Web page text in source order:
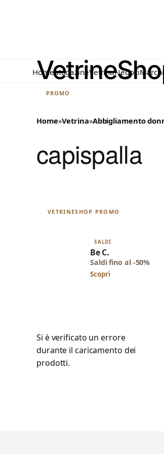
HomeMagazineVetrinaNegoziMarchi
PROMO
Home»Vetrina»Abbigliamento
capispalla
VETRINESHOP PROMO
SALDI
Be C.
Saldi fino al -50%
Scopri
Si è verificato un errore
durante il caricamento dei
prodotti.